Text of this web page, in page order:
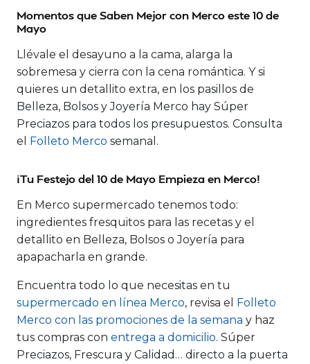
Momentos que Saben Mejor con Merco este 10 de
Mayo
Llévale el desayuno a la cama, alarga la
sobremesa y cierra con la cena romántica. Y si
quieres un detallito extra, en los pasillos de
Belleza, Bolsos y Joyería Merco hay Súper
Preciazos para todos los presupuestos. Consulta
el Folleto Merco semanal.
¡Tu Festejo del 10 de Mayo Empieza en Merco!
En Merco supermercado tenemos todo:
ingredientes fresquitos para las recetas y el
detallito en Belleza, Bolsos o Joyería para
apapacharla en grande.
Encuentra todo lo que necesitas en tu
supermercado en línea Merco, revisa el Folleto
Merco con las promociones de la semana y haz
tus compras con entrega a domicilio. Súper
Preciazos, Frescura y Calidad… directo a la puerta